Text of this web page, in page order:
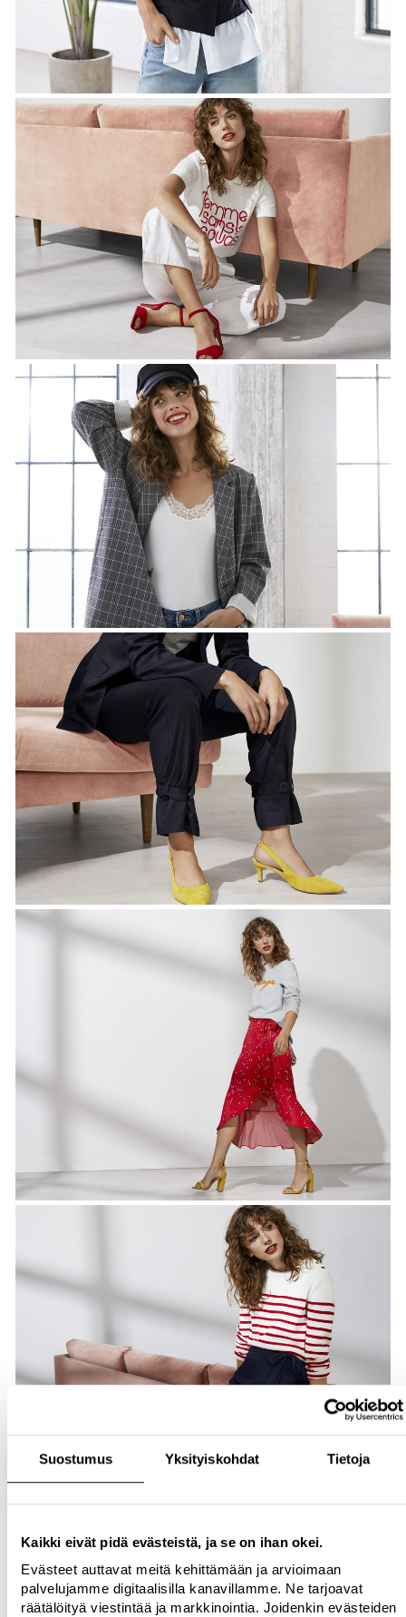
Suostumus Yksityiskohdat Tietoja
Kaikki eivät pidä evästeistä, ja se on ihan okei.
Evästeet auttavat meitä kehittämään ja arvioimaan
palvelujamme digitaalisilla kanavillamme. Ne tarjoavat
räätälöityä viestintää ja markkinointia. Joidenkin evästeiden